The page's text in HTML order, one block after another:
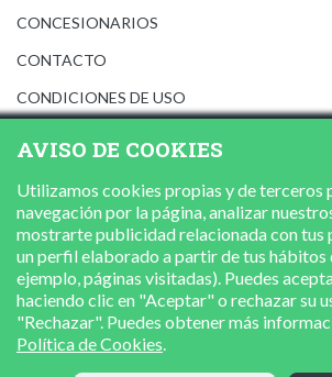
CONCESIONARIOS
CONTACTO
CONDICIONES DE USO
POLÍTICA DE COOKIES
AVISO DE COOKIES
Utilizamos cookies propias y de terceros
navegación por la página, analizar
mostrarte publicidad relacionada con tus
un perfil elaborado a partir de tus hábitos
ejemplo, páginas visitadas). Puedes
haciendo clic en "Aceptar" o rechazar su
"Rechazar". Puedes obtener más
Política de Cookies.